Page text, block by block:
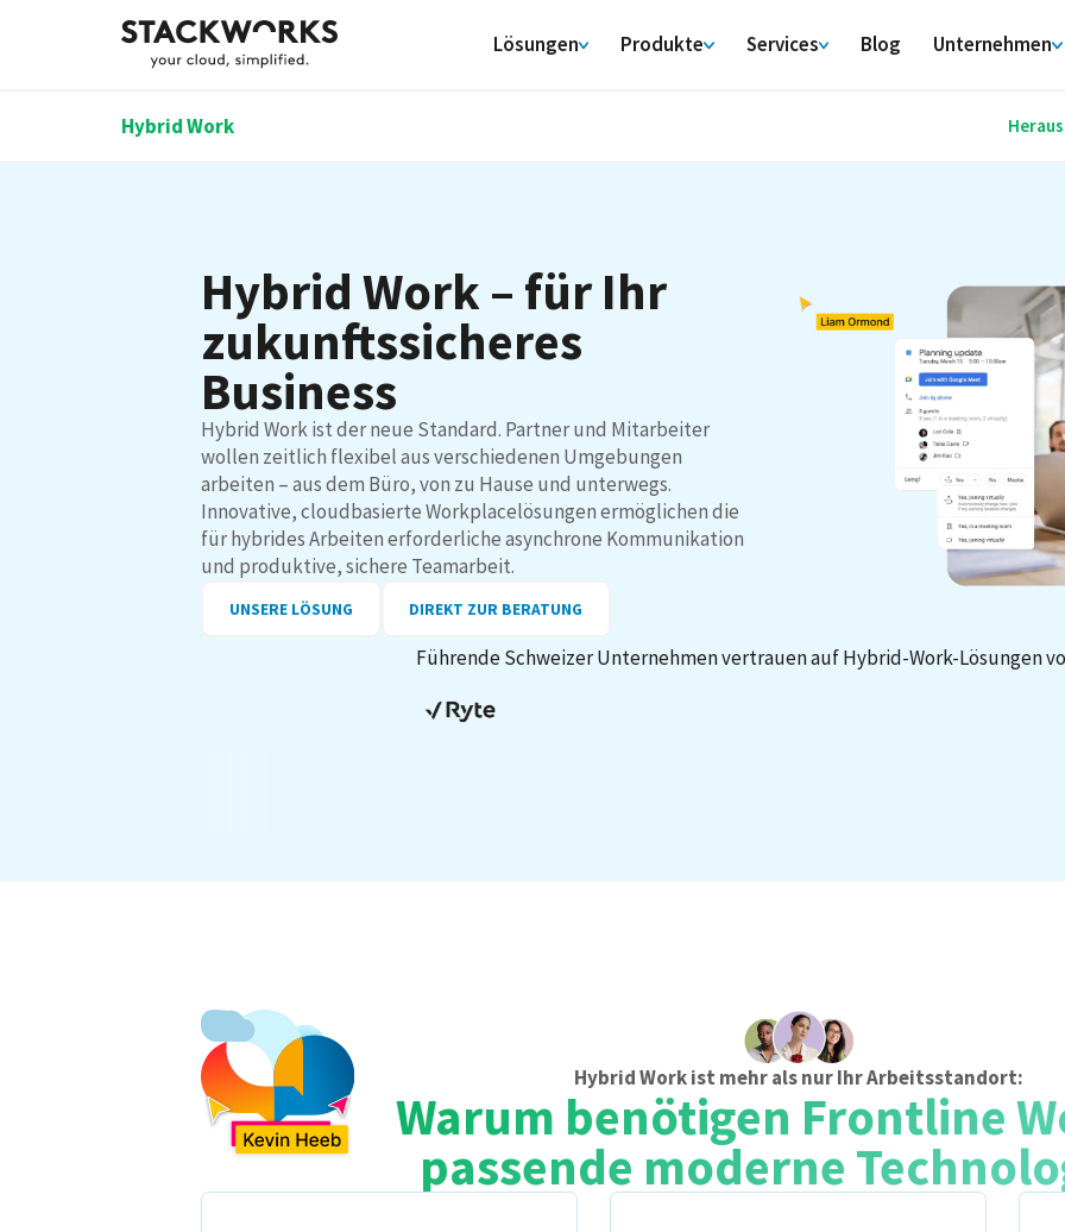
Lösungen Produkte Services Blog Unternehmen
Hybrid Work
Hybrid Work – für Ihr
zukunftssicheres
Business
Hybrid Work ist der neue Standard. Partner und Mitarbeiter
wollen zeitlich flexibel aus verschiedenen Umgebungen
arbeiten – aus dem Büro, von zu Hause und unterwegs.
Innovative, cloudbasierte Workplacelösungen ermöglichen die
für hybrides Arbeiten erforderliche asynchrone Kommunikation
und produktive, sichere Teamarbeit.
UNSERE LÖSUNG DIREKT ZUR BERATUNG
Führende Schweizer Unternehmen vertrauen auf Hybrid-Work-Lösungen
Hybrid Work ist mehr als nur Ihr Arbeitsstandort:
Warum benötigen Frontline
passende moderne